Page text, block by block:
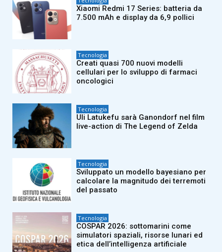
Xiaomi Redmi 17 Series: batteria da
7.500 mAh e display da 6,9 pollici
Tecnologia
Creati quasi 700 nuovi modelli
cellulari per lo sviluppo di farmaci
oncologici
Tecnologia
Uli Latukefu sarà Ganondorf nel film
live-action di The Legend of Zelda
Tecnologia
Sviluppato un modello bayesiano per
calcolare la magnitudo dei terremoti
del passato
Tecnologia
COSPAR 2026: sottomarini come
simulatori spaziali, risorse lunari ed
etica dell’intelligenza artificiale